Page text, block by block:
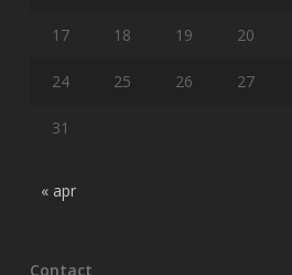
17 18 19 20
24 25 26 27
31
« apr
Contact